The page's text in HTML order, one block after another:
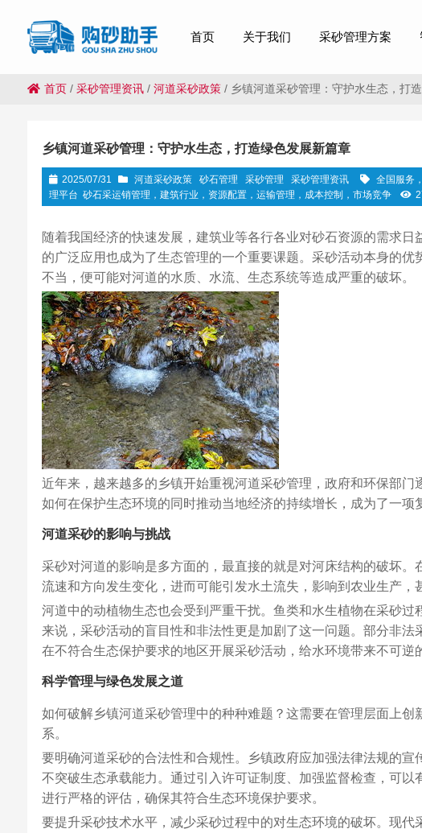
首页 关于我们 采砂管理方案
首页/ 采砂管理资讯/ 河道采砂政策/ 乡镇河道采砂管理：守护水生态，打
乡镇河道采砂管理：守护水生态，打造绿色发展新篇章
2025/07/31 河道采砂政策 砂石管理 采砂管理 采砂管理资讯
全国服务
理平台 砂石采运销管理，建筑行业，资源配置，运输管理，成本控制，市场竞争
随着我国经济的快速发展，建筑业等各行各业对砂石资源的需求
的广泛应用也成为了生态管理的一个重要课题。采砂活动本身的
不当，便可能对河道的水质、水流、生态系统等造成严重的破坏。
近年来，越来越多的乡镇开始重视河道采砂管理，政府和环保部
如何在保护生态环境的同时推动当地经济的持续增长，成为了一项
河道采砂的影响与挑战
采砂对河道的影响是多方面的，最直接的就是对河床结构的破坏
流速和方向发生变化，进而可能引发水土流失，影响到农业生产，
河道中的动植物生态也会受到严重干扰。鱼类和水生植物在采砂
来说，采砂活动的盲目性和非法性更是加剧了这一问题。部分非
在不符合生态保护要求的地区开展采砂活动，给水环境带来不可逆
科学管理与绿色发展之道
如何破解乡镇河道采砂管理中的种种难题？这需要在管理层面上
系。
要明确河道采砂的合法性和合规性。乡镇政府应加强法律法规的
不突破生态承载能力。通过引入许可证制度、加强监督检查，可
进行严格的评估，确保其符合生态环境保护要求。
要提升采砂技术水平，减少采砂过程中的对生态环境的破坏。现